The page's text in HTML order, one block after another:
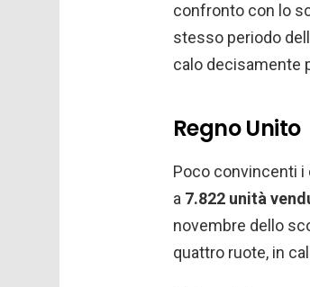
confronto con lo
stesso periodo
calo decisamente
Regno Unito
Poco convincenti i
a 7.822 unità
novembre dello
quattro ruote, in